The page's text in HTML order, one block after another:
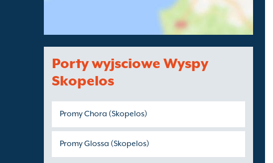
Porty wyjsciowe Wyspy
Skopelos
Promy Chora (Skopelos)
Promy Glossa (Skopelos)